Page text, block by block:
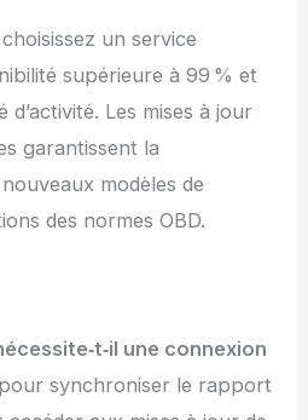
un service
supérieure à 99 % et
d’activité. Les mises à jour
garantissent la
modèles de
des normes OBD.
une connexion
synchroniser le rapport